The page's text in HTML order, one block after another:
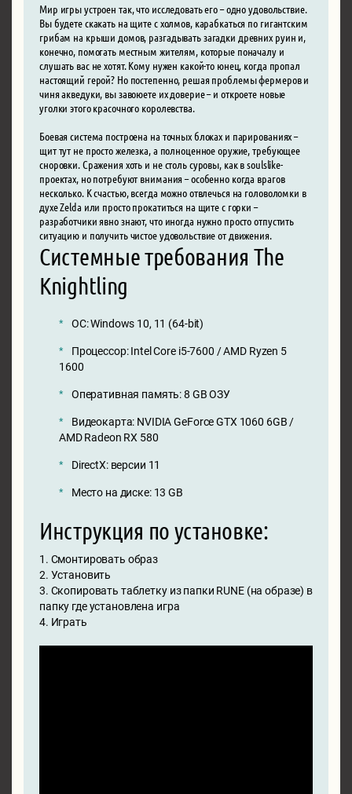
Мир игры устроен так, что исследовать его – одно удовольствие.
Вы будете скакать на щите с холмов, карабкаться по гигантским
грибам на крыши домов, разгадывать загадки древних руин и,
конечно, помогать местным жителям, которые поначалу и
слушать вас не хотят. Кому нужен какой-то юнец, когда пропал
настоящий герой? Но постепенно, решая проблемы фермеров и
чиня акведуки, вы завоюете их доверие – и откроете новые
уголки этого красочного королевства.
Боевая система построена на точных блоках и парированиях –
щит тут не просто железка, а полноценное оружие, требующее
сноровки. Сражения хоть и не столь суровы, как в soulslike-
проектах, но потребуют внимания – особенно когда врагов
несколько. К счастью, всегда можно отвлечься на головоломки в
духе Zelda или просто прокатиться на щите с горки –
разработчики явно знают, что иногда нужно просто отпустить
ситуацию и получить чистое удовольствие от движения.
Системные требования The
Knightling
ОС: Windows 10, 11 (64-bit)
Процессор: Intel Core i5-7600 / AMD Ryzen 5
1600
Оперативная память: 8 GB ОЗУ
Видеокарта: NVIDIA GeForce GTX 1060 6GB /
AMD Radeon RX 580
DirectX: версии 11
Место на диске: 13 GB
Инструкция по установке:
1. Смонтировать образ
2. Установить
3. Скопировать таблетку из папки RUNE (на образе) в
папку где установлена игра
4. Играть